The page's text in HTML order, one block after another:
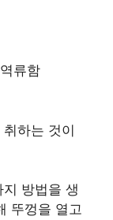
류함
하는 것이
방법을 생
뚜껑을 열고